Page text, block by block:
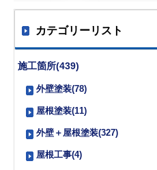
カテゴリーリスト
施工箇所(439)
外壁塗装(78)
屋根塗装(11)
外壁＋屋根塗装(327)
屋根工事(4)